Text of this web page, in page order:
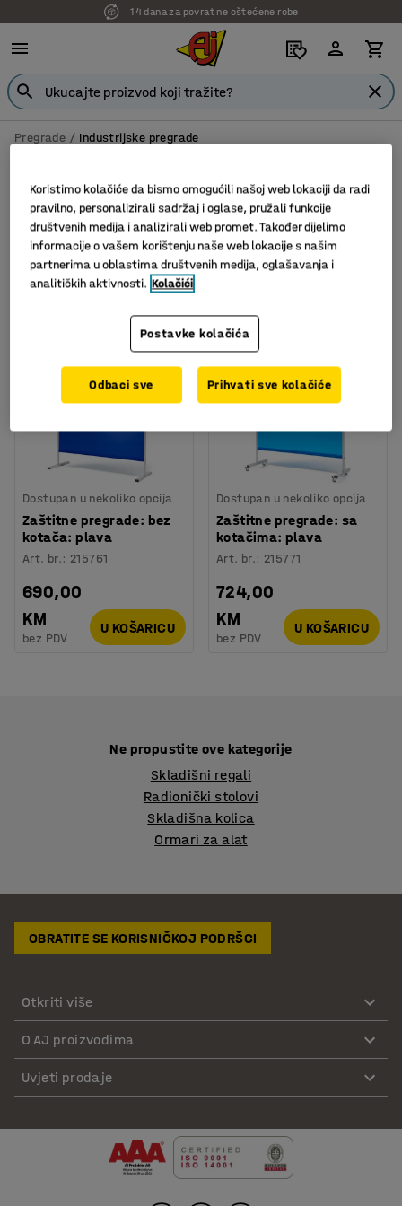
14 dana za povrat ne oštećene robe
Pregrade Industrijske pregrade
Filter Sortiraj
Dostupan u nekoliko opcija
Zaštitne pregrade: bez
kotača: plava
Art. br.: 215761
690,00
KM
bez PDV
U KOŠARICU
Dostupan u nekoliko opcija
Zaštitne pregrade: sa
kotačima: plava
Art. br.: 215771
724,00
KM
bez PDV
U KOŠARICU
Ne propustite ove kategorije
Skladišni regali
Radionički stolovi
Skladišna kolica
Ormari za alat
OBRATITE SE KORISNIČKOJ PODRŠCI
Otkriti više
O AJ proizvodima
Uvjeti prodaje
Koristimo kolačiće da bismo omogućili našoj web lokaciji da radi
pravilno, personalizirali sadržaj i oglase, pružali funkcije
društvenih medija i analizirali web promet. Također dijelimo
informacije o vašem korištenju naše web lokacije s našim
partnerima u oblastima društvenih medija, oglašavanja i
analitičkih aktivnosti. Kolačići
Postavke kolačića
Odbaci sve Prihvati sve kolačiće